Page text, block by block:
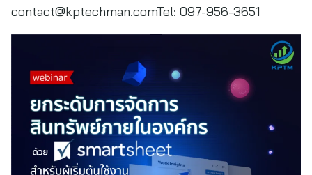
contact@kptechman.comTel: 097-956-3651